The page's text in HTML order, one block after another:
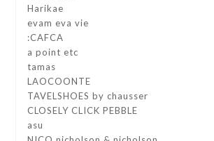
Harikae
evam eva vie
:CAFCA
a point etc
tamas
LAOCOONTE
TAVELSHOES by chausser
CLOSELY CLICK PEBBLE
asu